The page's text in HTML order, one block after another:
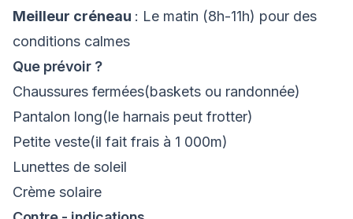
Meilleur créneau : Le matin (8h-11h) pour des
conditions calmes
Que prévoir ?
Chaussures fermées(baskets ou randonnée)
Pantalon long(le harnais peut frotter)
Petite veste(il fait frais à 1 000m)
Lunettes de soleil
Crème solaire